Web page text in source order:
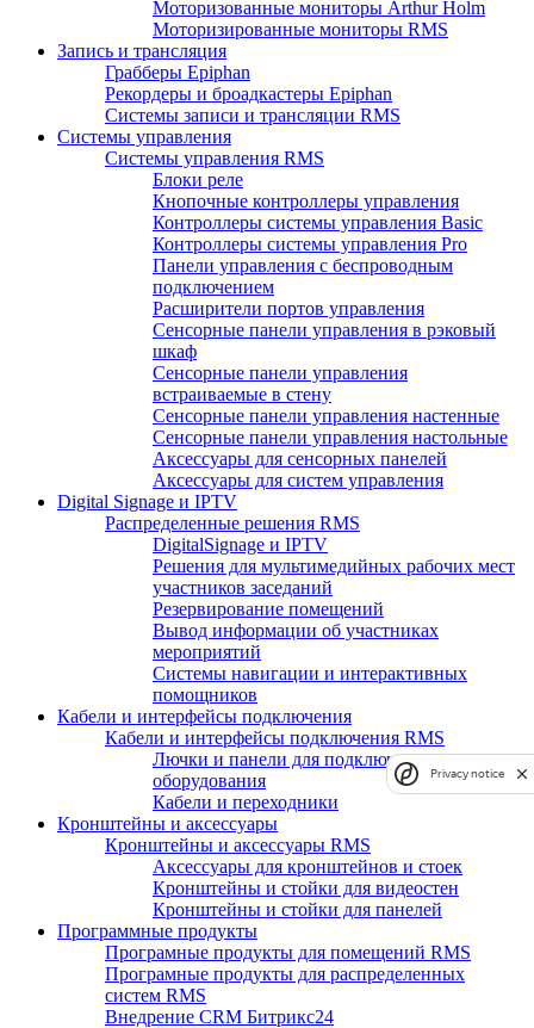
Моторизованные мониторы Arthur Holm
Моторизированные мониторы RMS
Запись и трансляция
Грабберы Epiphan
Рекордеры и броадкастеры Epiphan
Системы записи и трансляции RMS
Системы управления
Системы управления RMS
Блоки реле
Кнопочные контроллеры управления
Контроллеры системы управления Basic
Контроллеры системы управления Pro
Панели управления с беспроводным
подключением
Расширители портов управления
Сенсорные панели управления в рэковый
шкаф
Сенсорные панели управления
встраиваемые в стену
Сенсорные панели управления настенные
Сенсорные панели управления настольные
Аксессуары для сенсорных панелей
Аксессуары для систем управления
Digital Signage и IPTV
Распределенные решения RMS
DigitalSignage и IPTV
Решения для мультимедийных рабочих мест
участников заседаний
Резервирование помещений
Вывод информации об участниках
мероприятий
Системы навигации и интерактивных
помощников
Кабели и интерфейсы подключения
Кабели и интерфейсы подключения RMS
Лючки и панели для подключения
оборудования
Кабели и переходники
Кронштейны и аксессуары
Кронштейны и аксессуары RMS
Аксессуары для кронштейнов и стоек
Кронштейны и стойки для видеостен
Кронштейны и стойки для панелей
Программные продукты
Програмные продукты для помещений RMS
Програмные продукты для распределенных
систем RMS
Внедрение CRM Битрикс24
Privacy notice